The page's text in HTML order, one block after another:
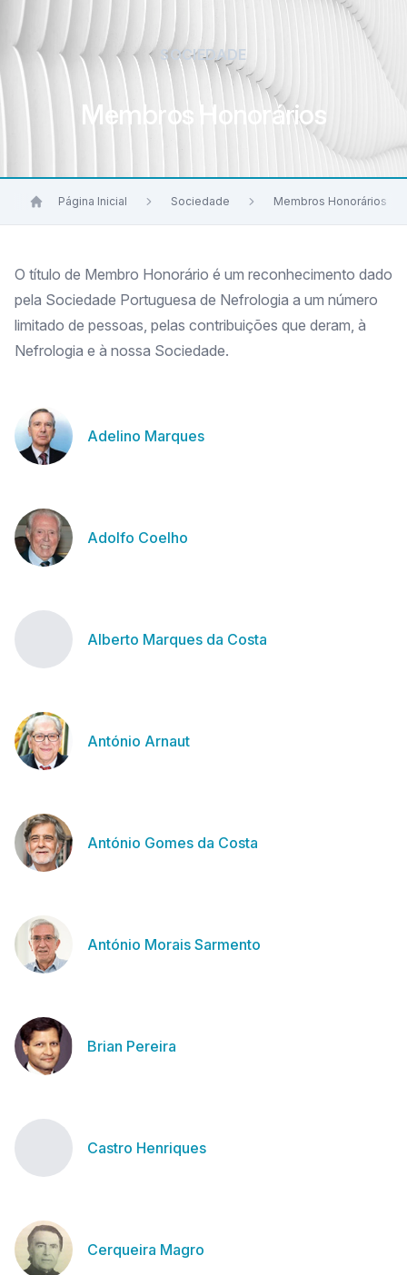
SOCIEDADE
Membros Honorários
Página Inicial Sociedade Membros Honorários
O título de Membro Honorário é um reconhecimento dado
pela Sociedade Portuguesa de Nefrologia a um número
limitado de pessoas, pelas contribuições que deram, à
Nefrologia e à nossa Sociedade.
Adelino Marques
Adolfo Coelho
Alberto Marques da Costa
António Arnaut
António Gomes da Costa
António Morais Sarmento
Brian Pereira
Castro Henriques
Cerqueira Magro